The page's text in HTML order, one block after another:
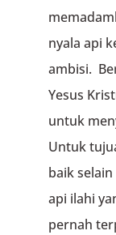
nyala api
ambisi.
Yesus
untuk
Untuk
baik
api ilahi
pernah